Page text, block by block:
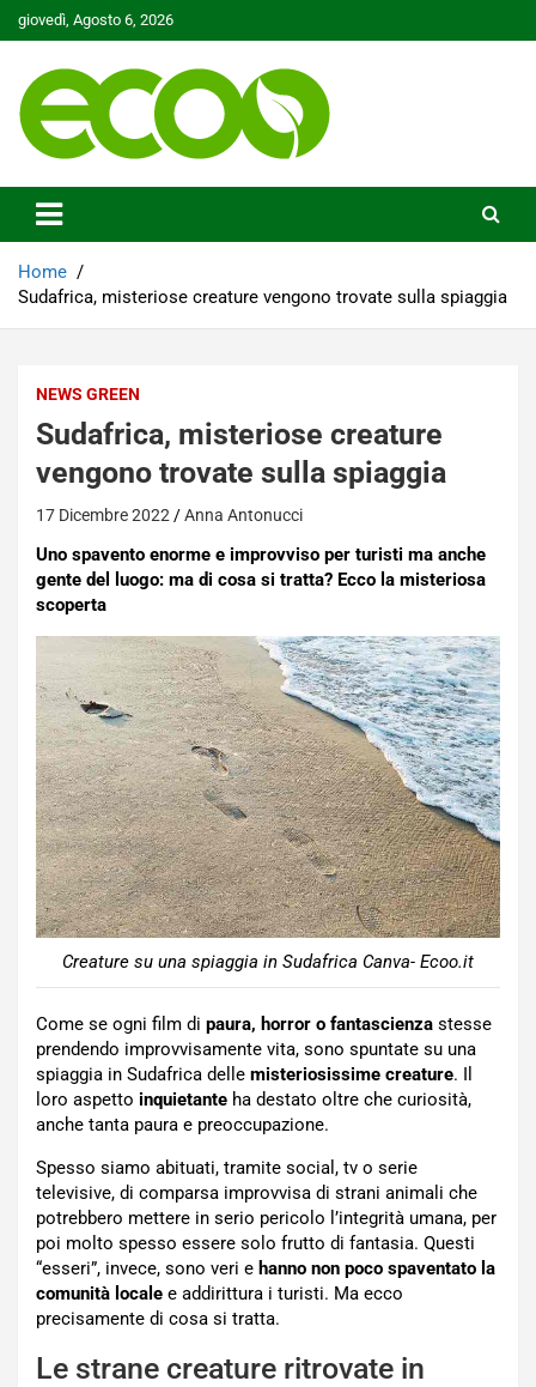
Skip
to
giovedì, Agosto 6, 2026
Ecoo.it
Home
Sudafrica, misteriose creature vengono trovate sulla spiaggia
NEWS GREEN
Sudafrica, misteriose creature
vengono trovate sulla spiaggia
17 Dicembre 2022 Anna Antonucci
Uno spavento enorme e improvviso per turisti ma anche
gente del luogo: ma di cosa si tratta? Ecco la misteriosa
scoperta
Creature su una spiaggia in Sudafrica Canva- Ecoo.it
Come se ogni film di paura, horror o fantascienza stesse
prendendo improvvisamente vita, sono spuntate su una
spiaggia in Sudafrica delle misteriosissime creature. Il
loro aspetto inquietante ha destato oltre che curiosità,
anche tanta paura e preoccupazione.
Spesso siamo abituati, tramite social, tv o serie
televisive, di comparsa improvvisa di strani animali che
potrebbero mettere in serio pericolo l’integrità umana, per
poi molto spesso essere solo frutto di fantasia. Questi
“esseri”, invece, sono veri e hanno non poco spaventato la
comunità locale e addirittura i turisti. Ma ecco
precisamente di cosa si tratta.
Le strane creature ritrovate in